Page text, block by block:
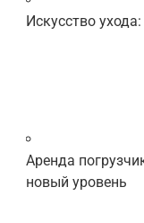
Искусство
Аренда
новый уровень